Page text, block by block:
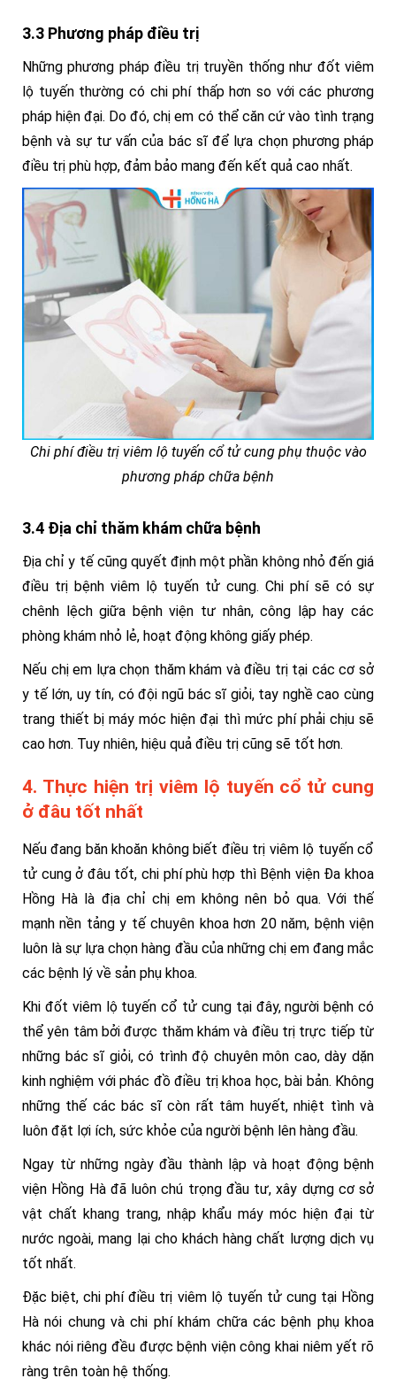
3.3 Phương pháp điều trị
Những phương pháp điều trị truyền thống như đốt viêm
lộ tuyến thường có chi phí thấp hơn so với các phương
pháp hiện đại. Do đó, chị em có thể căn cứ vào tình trạng
bệnh và sự tư vấn của bác sĩ để lựa chọn phương pháp
điều trị phù hợp, đảm bảo mang đến kết quả cao nhất.
Chi phí điều trị viêm lộ tuyến cổ tử cung phụ thuộc vào
phương pháp chữa bệnh
3.4 Địa chỉ thăm khám chữa bệnh
Địa chỉ y tế cũng quyết định một phần không nhỏ đến giá
điều trị bệnh viêm lộ tuyến tử cung. Chi phí sẽ có sự
chênh lệch giữa bệnh viện tư nhân, công lập hay các
phòng khám nhỏ lẻ, hoạt động không giấy phép.
Nếu chị em lựa chọn thăm khám và điều trị tại các cơ sở
y tế lớn, uy tín, có đội ngũ bác sĩ giỏi, tay nghề cao cùng
trang thiết bị máy móc hiện đại thì mức phí phải chịu sẽ
cao hơn. Tuy nhiên, hiệu quả điều trị cũng sẽ tốt hơn.
4. Thực hiện trị viêm lộ tuyến cổ tử cung
ở đâu tốt nhất
Nếu đang băn khoăn không biết điều trị viêm lộ tuyến cổ
tử cung ở đâu tốt, chi phí phù hợp thì Bệnh viện Đa khoa
Hồng Hà là địa chỉ chị em không nên bỏ qua. Với thế
mạnh nền tảng y tế chuyên khoa hơn 20 năm, bệnh viện
luôn là sự lựa chọn hàng đầu của những chị em đang mắc
các bệnh lý về sản phụ khoa.
Khi đốt viêm lộ tuyến cổ tử cung tại đây, người bệnh có
thể yên tâm bởi được thăm khám và điều trị trực tiếp từ
những bác sĩ giỏi, có trình độ chuyên môn cao, dày dặn
kinh nghiệm với phác đồ điều trị khoa học, bài bản. Không
những thế các bác sĩ còn rất tâm huyết, nhiệt tình và
luôn đặt lợi ích, sức khỏe của người bệnh lên hàng đầu.
Ngay từ những ngày đầu thành lập và hoạt động bệnh
viện Hồng Hà đã luôn chú trọng đầu tư, xây dựng cơ sở
vật chất khang trang, nhập khẩu máy móc hiện đại từ
nước ngoài, mang lại cho khách hàng chất lượng dịch vụ
tốt nhất.
Đặc biệt, chi phí điều trị viêm lộ tuyến tử cung tại Hồng
Hà nói chung và chi phí khám chữa các bệnh phụ khoa
khác nói riêng đều được bệnh viện công khai niêm yết rõ
ràng trên toàn hệ thống.